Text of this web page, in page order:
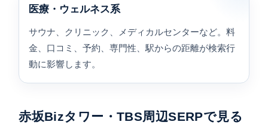
医療・ウェルネス系
サウナ、クリニック、メディカルセンターなど。料
金、口コミ、予約、専門性、駅からの距離が検索行
動に影響します。
赤坂Bizタワー・TBS周辺SERPで見る